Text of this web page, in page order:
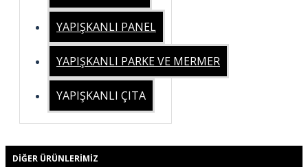
YAPIŞKANLI PANEL
YAPIŞKANLI PARKE VE MERMER
YAPIŞKANLI ÇITA
DIĞER ÜRÜNLERIMIZ